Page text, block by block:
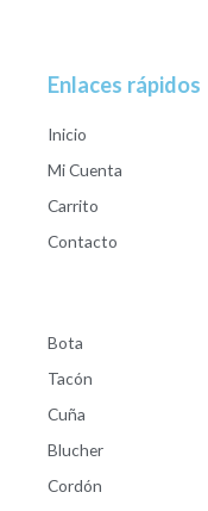
Enlaces rápidos
Inicio
Mi Cuenta
Carrito
Contacto
Bota
Tacón
Cuña
Blucher
Cordón